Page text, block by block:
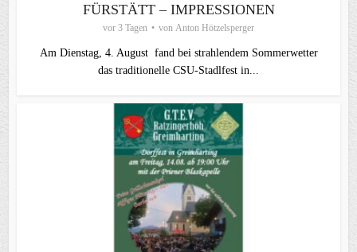
FÜRSTÄTT – IMPRESSIONEN
vor 3 Tagen von Anton Hötzelsperger
Am Dienstag, 4. August fand bei strahlendem Sommerwetter
das traditionelle CSU-Stadlfest in...